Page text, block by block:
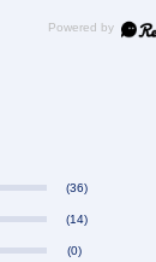
(36)
(14)
(0)